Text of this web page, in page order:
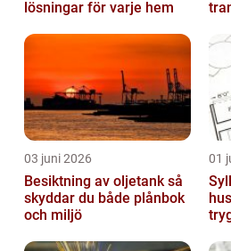
lösningar för varje hem
03 juni 2026
Besiktning av oljetank så
skyddar du både plånbok
och miljö
01